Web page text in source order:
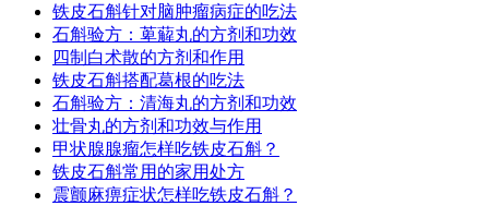
铁皮石斛针对脑肿瘤病症的吃法
石斛验方：萆薢丸的方剂和功效
四制白术散的方剂和作用
铁皮石斛搭配葛根的吃法
石斛验方：清海丸的方剂和功效
壮骨丸的方剂和功效与作用
甲状腺腺瘤怎样吃铁皮石斛？
铁皮石斛常用的家用处方
震颤麻痹症状怎样吃铁皮石斛？